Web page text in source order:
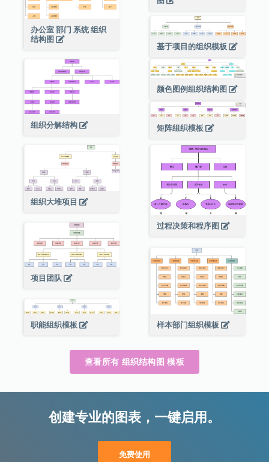
办公室 部门 系统 组织
结构图
基于项目的组织模板
组织分解结构
颜色图例组织结构图
矩阵组织模板
组织大堆项目
过程决策和程序图
项目团队
样本部门组织模板
职能组织模板
查看所有 组织结构图 模板
创建专业的图表，一键启用。
免费使用